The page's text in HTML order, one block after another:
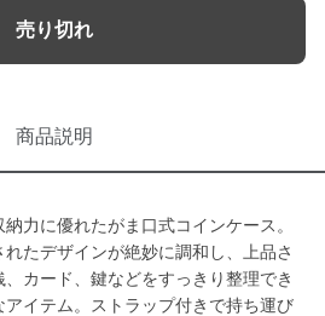
売り切れ
商品説明
力に優れたがま口式コインケース。
たデザインが絶妙に調和し、上品さ
カード、鍵などをすっきり整理でき
イテム。ストラップ付きで持ち運び